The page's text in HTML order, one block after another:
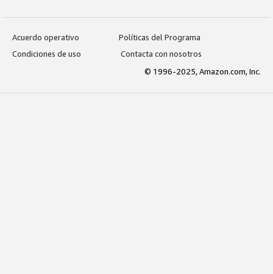
Acuerdo operativo
Políticas del Programa
Condiciones de uso
Contacta con nosotros
© 1996-2025, Amazon.com, Inc.